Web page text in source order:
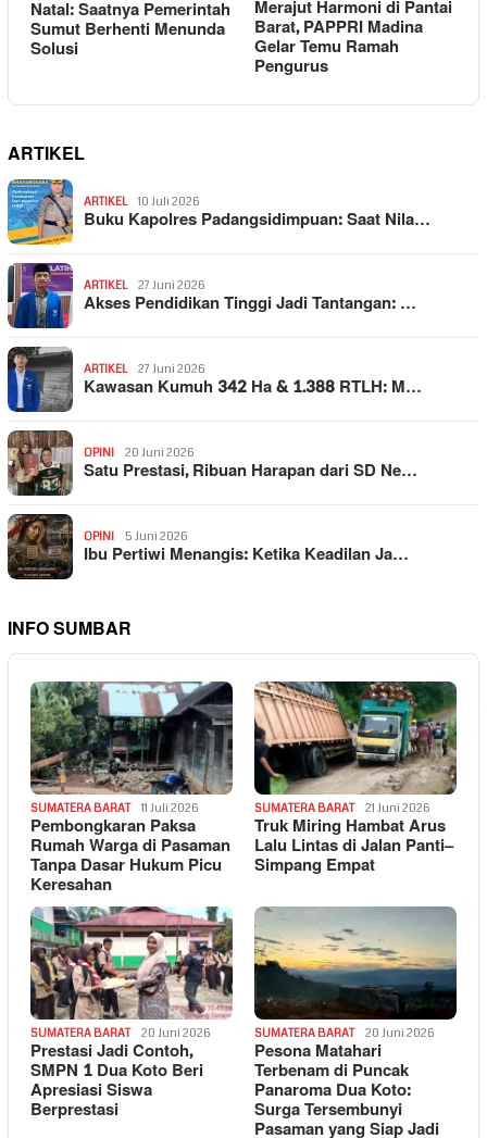
Natal: Saatnya Pemerintah
Sumut Berhenti Menunda
Solusi
Merajut Harmoni di Pantai
Barat, PAPPRI Madina
Gelar Temu Ramah
Pengurus
ARTIKEL
ARTIKEL 10 Juli 2026
Buku Kapolres Padangsidimpuan: Saat Nila…
ARTIKEL 27 Juni 2026
Akses Pendidikan Tinggi Jadi Tantangan: …
ARTIKEL 27 Juni 2026
Kawasan Kumuh 342 Ha & 1.388 RTLH: M…
OPINI 20 Juni 2026
Satu Prestasi, Ribuan Harapan dari SD Ne…
OPINI 5 Juni 2026
Ibu Pertiwi Menangis: Ketika Keadilan Ja…
INFO SUMBAR
SUMATERA BARAT 11 Juli 2026
Pembongkaran Paksa
Rumah Warga di Pasaman
Tanpa Dasar Hukum Picu
Keresahan
SUMATERA BARAT 21 Juni 2026
Truk Miring Hambat Arus
Lalu Lintas di Jalan Panti–
Simpang Empat
SUMATERA BARAT 20 Juni 2026
Prestasi Jadi Contoh,
SMPN 1 Dua Koto Beri
Apresiasi Siswa
Berprestasi
SUMATERA BARAT 20 Juni 2026
Pesona Matahari
Terbenam di Puncak
Panaroma Dua Koto:
Surga Tersembunyi
Pasaman yang Siap Jadi